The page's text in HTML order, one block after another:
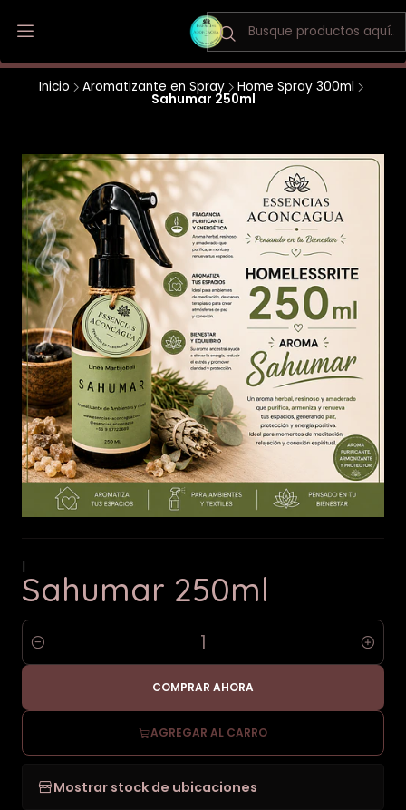
Envio a todo Chile / Los Andes y San Felipe envio gratis
Inicio Aromatizante en Spray Home Spray 300ml
Sahumar 250ml
|
Sahumar 250ml
Cantidad
AGREGAR AL CARRO
COMPRAR AHORA
Mostrar stock de ubicaciones